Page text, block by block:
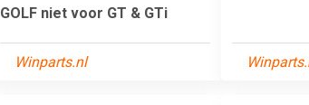
GOLF niet voor GT & GTi
Winparts.nl